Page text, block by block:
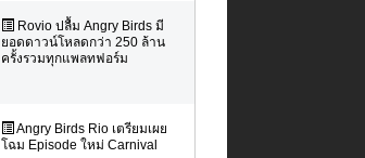
Rovio ปลื้ม Angry Birds มี
ยอดดาวน์โหลดกว่า 250 ล้าน
ครั้งรวมทุกแพลทฟอร์ม
Angry Birds Rio เตรียมเผย
โฉม Episode ใหม่ Carnival